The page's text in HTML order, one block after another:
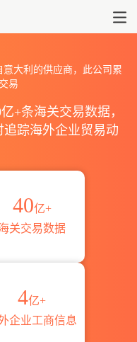
意大利的供应商，此公司累
易
+条海关交易数据，
踪海外企业贸易动
40亿+
关交易数据
4亿+
企业工商信息